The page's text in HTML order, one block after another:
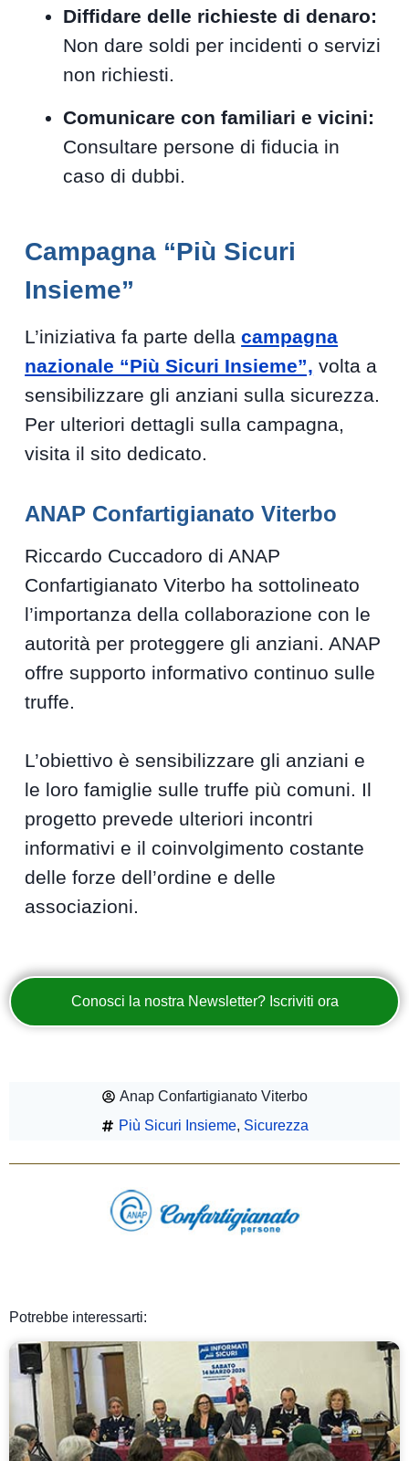
Diffidare delle richieste di denaro:
Non dare soldi per incidenti o servizi
non richiesti.
Comunicare con familiari e vicini:
Consultare persone di fiducia in
caso di dubbi.
Campagna “Più Sicuri
Insieme”
L’iniziativa fa parte dellacampagna
nazionale “Più Sicuri Insieme”, volta a
sensibilizzare gli anziani sulla sicurezza.
Per ulteriori dettagli sulla campagna,
visita il sito dedicato.
ANAP Confartigianato Viterbo
Riccardo Cuccadoro di ANAP
Confartigianato Viterbo ha sottolineato
l’importanza della collaborazione con le
autorità per proteggere gli anziani. ANAP
offre supporto informativo continuo sulle
truffe.
L’obiettivo è sensibilizzare gli anziani e
le loro famiglie sulle truffe più comuni. Il
progetto prevede ulteriori incontri
informativi e il coinvolgimento costante
delle forze dell’ordine e delle
associazioni.
Conosci la nostra Newsletter? Iscriviti ora
Anap Confartigianato Viterbo
Più Sicuri Insieme, Sicurezza
Potrebbe interessarti: